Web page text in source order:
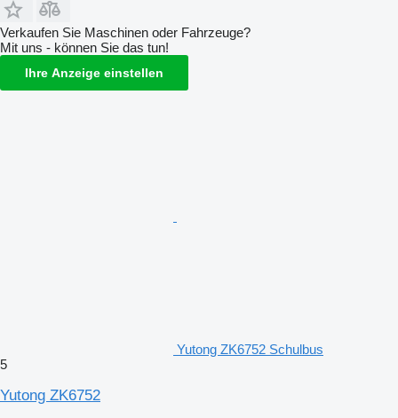
Verkaufen Sie Maschinen oder Fahrzeuge?
Mit uns - können Sie das tun!
Ihre Anzeige einstellen
Yutong ZK6752 Schulbus
5
Yutong ZK6752